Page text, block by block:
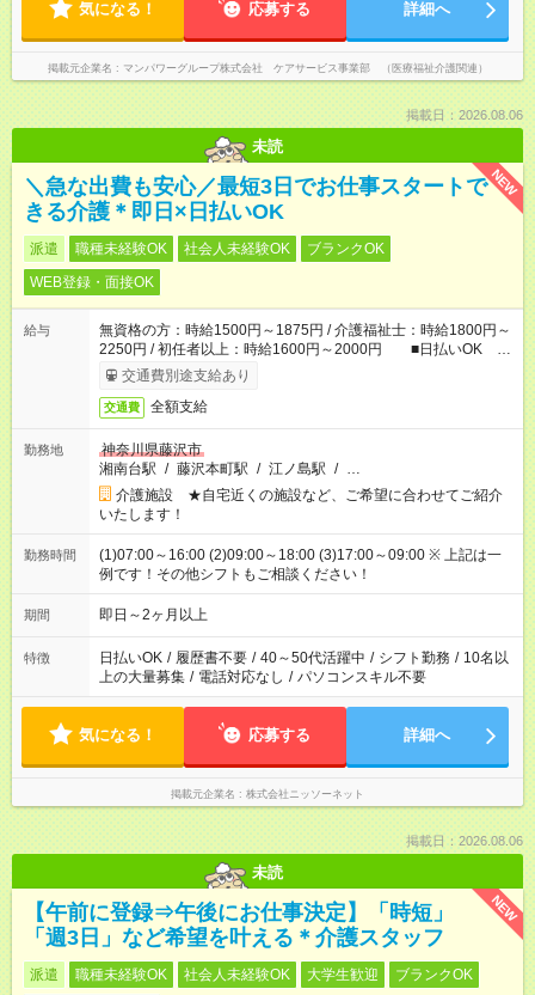
気になる！ 応募する 詳細へ
掲載元企業名 マンパワーグループ株式会社 ケアサービス事業部 （医療福祉介護関連）
掲載日：2026.08.06
未読
NEW
＼急な出費も安心／最短3日でお仕事スタートで
きる介護＊即日×日払いOK
派遣 職種未経験OK 社会人未経験OK
ブランクOK
WEB登録・面接OK
給与
無資格の方：時給1500円～1875円 / 介護福祉士：時給1800円～
2250円 / 初任者以上：時給1600円～2000円 ■日払いOK ■
日収例：1万2000円（時給1500円×8h）
交通費別途支給あり
交通費 全額支給
勤務地
神奈川県藤沢市
湘南台駅 / 藤沢本町駅 / 江ノ島駅 / …
介護施設 ★自宅近くの施設など、ご希望に合わせてご紹介
いたします！
勤務時間
(1)07:00～16:00 (2)09:00～18:00 (3)17:00～09:00 ※ 上記は一
例です！その他シフトもご相談ください！
期間 即日～2ヶ月以上
特徴 日払いOK / 履歴書不要 / 40～50代活躍中 / シフト勤務 / 10名以
上の大量募集 / 電話対応なし / パソコンスキル不要
気になる！ 応募する 詳細へ
掲載元企業名 株式会社ニッソーネット
掲載日：2026.08.06
未読
NEW
【午前に登録⇒午後にお仕事決定】「時短」
「週3日」など希望を叶える＊介護スタッフ
派遣 職種未経験OK 社会人未経験OK 大学生歓迎
ブランクOK